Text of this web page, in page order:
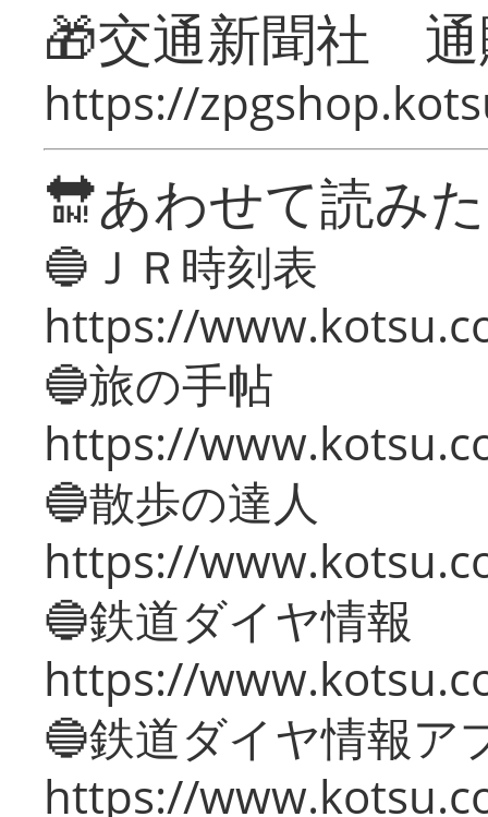
🎁交通新聞社
https://
🔛あわせて読み
🔵ＪＲ時刻表
https://
🔵旅の手帖
https://
🔵散歩の達人
https://
🔵鉄道ダイヤ情報
https://
🔵鉄道ダイヤ情報ア
https://